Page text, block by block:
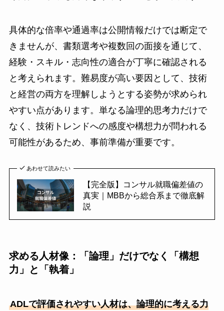
具体的な倍率や通過率は公開情報だけでは断定で
きませんが、書類選考や複数回の面接を通じて、
経験・スキル・志向性の適合が丁寧に確認される
と考えられます。難易度が高い要因として、技術
と経営の両方を理解しようとする姿勢が求められ
やすい点があります。単なる論理的思考力だけで
なく、技術トレンドへの感度や構想力が問われる
可能性があるため、事前準備が重要です。
あわせて読みたい
【完全版】コンサル就職偏差値の
真実｜MBBから総合系まで徹底解
説
求める人材像：「論理」だけでなく「構想
力」と「執着」
ADLで評価されやすい人材は、論理的に考える力